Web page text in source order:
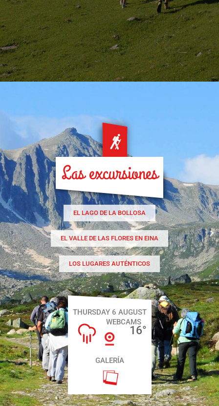
Las excursiones
EL LAGO DE LA BOLLOSA
EL VALLE DE LAS FLORES EN EINA
LOS LUGARES AUTÉNTICOS
THURSDAY 6 AUGUST
16°
WEBCAMS
GALERÍA